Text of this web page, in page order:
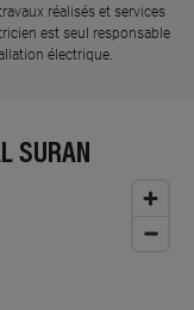
réalisés et services
est seul responsable
électrique.
SURAN